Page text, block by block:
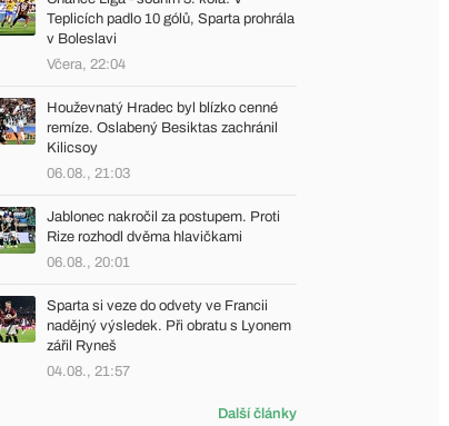
Teplicích padlo 10 gólů, Sparta prohrála
v Boleslavi
Včera, 22:04
Houževnatý Hradec byl blízko cenné
remíze. Oslabený Besiktas zachránil
Kilicsoy
06.08., 21:03
Jablonec nakročil za postupem. Proti
Rize rozhodl dvěma hlavičkami
06.08., 20:01
Sparta si veze do odvety ve Francii
nadějný výsledek. Při obratu s Lyonem
zářil Ryneš
04.08., 21:57
Další články